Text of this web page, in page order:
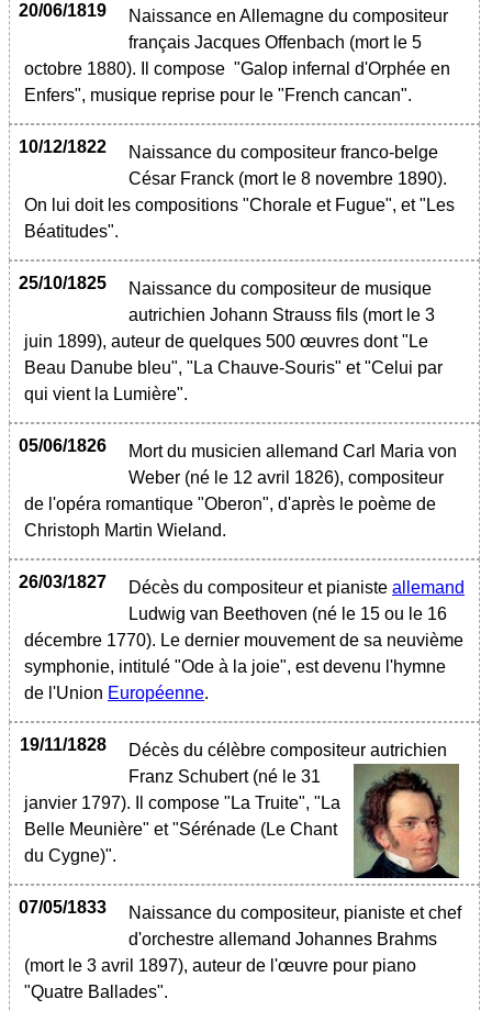
20/06/1819
Naissance en Allemagne du compositeur
français Jacques Offenbach (mort le 5
octobre 1880). Il compose "Galop infernal d'Orphée en
Enfers", musique reprise pour le "French cancan".
10/12/1822
Naissance du compositeur franco-belge
César Franck (mort le 8 novembre 1890).
On lui doit les compositions "Chorale et Fugue", et "Les
Béatitudes".
25/10/1825
Naissance du compositeur de musique
autrichien Johann Strauss fils (mort le 3
juin 1899), auteur de quelques 500 œuvres dont "Le
Beau Danube bleu", "La Chauve-Souris" et "Celui par
qui vient la Lumière".
05/06/1826
Mort du musicien allemand Carl Maria von
Weber (né le 12 avril 1826), compositeur
de l'opéra romantique "Oberon", d'après le poème de
Christoph Martin Wieland.
26/03/1827 Décès du compositeur et pianiste allemand
Ludwig van Beethoven (né le 15 ou le 16
décembre 1770). Le dernier mouvement de sa neuvième
symphonie, intitulé "Ode à la joie", est devenu l'hymne
de l'Union Européenne.
19/11/1828
Décès du célèbre compositeur autrichien
Franz Schubert(né le 31
janvier 1797). Il compose "La Truite", "La
Belle Meunière" et "Sérénade (Le Chant
du Cygne)".
07/05/1833
Naissance du compositeur, pianiste et chef
d'orchestre allemand Johannes Brahms
(mort le 3 avril 1897), auteur de l'œuvre pour piano
"Quatre Ballades".